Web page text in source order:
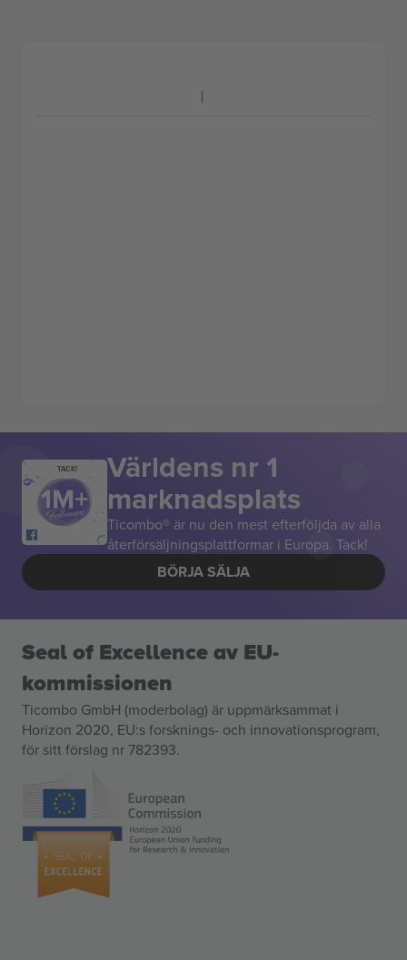
TACK! Världens nr 1
marknadsplats
Ticombo® är nu den mest efterföljda av alla
återförsäljningsplattformar i Europa. Tack!
BÖRJA SÄLJA
Seal of Excellence av EU-
kommissionen
Ticombo GmbH (moderbolag) är uppmärksammat i
Horizon 2020, EU:s forsknings- och innovationsprogram,
för sitt förslag nr 782393.